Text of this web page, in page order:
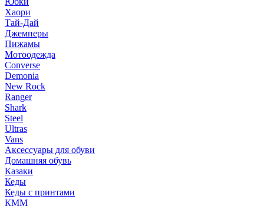
Хаори
Тай-Дай
Джемперы
Пижамы
Мотоодежда
Converse
Demonia
New Rock
Ranger
Shark
Steel
Ultras
Vans
Аксессуары для обуви
Домашняя обувь
Казаки
Кеды
Кеды с принтами
КММ